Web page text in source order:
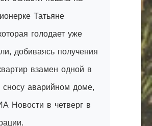
Татьяне
голодает уже
добиваясь получения
взамен одной в
аварийном доме,
Новости в четверг в